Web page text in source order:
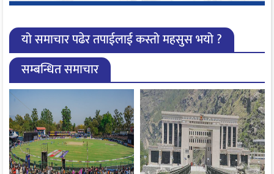
यो समाचार पढेर तपाईलाई कस्तो महसुस भयो ?
सम्बन्धित समाचार